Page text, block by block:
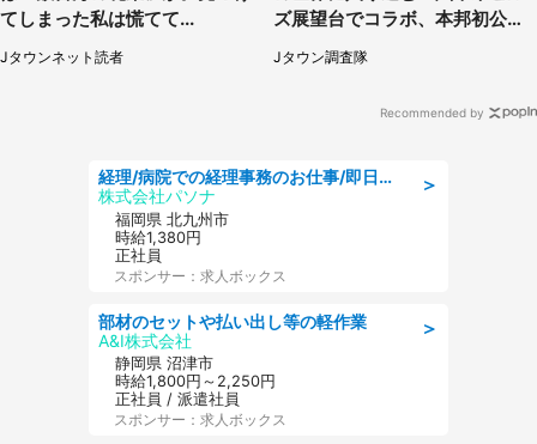
てしまった私は慌てて...
Jタウンネット読者
ズ展望台でコラボ、本邦初公開
の「猫猫像」も【8／1～10／2
6】
Jタウン調査隊
Recommended by
＞
経理/病院での経理事務のお仕事/即日勤務可/車通勤可/経理/一般事務
株式会社パソナ
福岡県 北九州市
時給1,380円
正社員
スポンサー：求人ボックス
＞
部材のセットや払い出し等の軽作業
A&I株式会社
静岡県 沼津市
時給1,800円～2,250円
正社員 / 派遣社員
スポンサー：求人ボックス